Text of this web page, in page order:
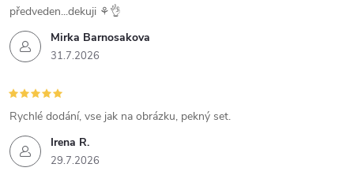
Mirka Barnosakova
31.7.2026
předveden...dekuji ⚘️👌
Irena R.
29.7.2026
Rychlé dodání, vse jak na obrázku, pekný set.